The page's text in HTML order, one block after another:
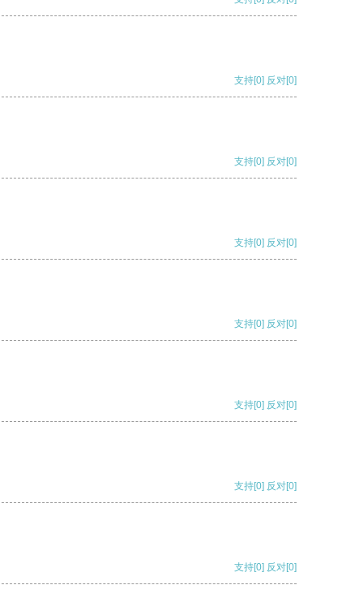
支持[0] 反对[0]
支持[0] 反对[0]
支持[0] 反对[0]
支持[0] 反对[0]
支持[0] 反对[0]
支持[0] 反对[0]
支持[0] 反对[0]